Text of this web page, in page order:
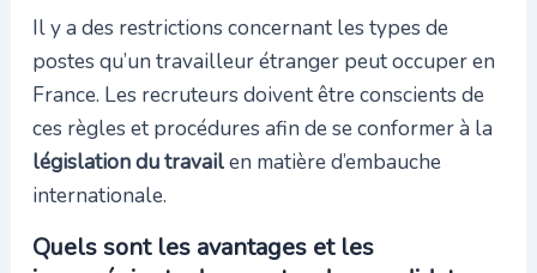
Il y a des restrictions concernant les types de
postes qu’un travailleur étranger peut occuper en
France. Les recruteurs doivent être conscients de
ces règles et procédures afin de se conformer à la
législation du travailen matière d’embauche
internationale.
Quels sont les avantages et les